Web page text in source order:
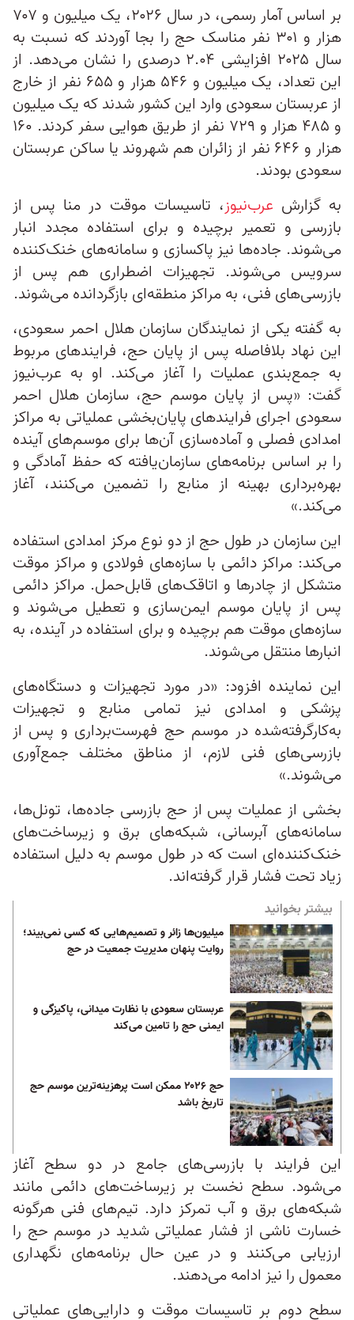
بر اساس آمار رسمی، در سال ۲۰۲۶، یک میلیون و ۷۰۷
هزار و ۳۰۱ نفر مناسک حج را بجا آوردند که نسبت به
سال ۲۰۲۵ افزایشی ۲.۰۴ درصدی را نشان می‌دهد. از
این تعداد، یک میلیون و ۵۴۶ هزار و ۶۵۵ نفر از خارج
از عربستان سعودی وارد این کشور شدند که یک میلیون
و ۴۸۵ هزار و ۷۲۹ نفر از طریق هوایی سفر کردند. ۱۶۰
هزار و ۶۴۶ نفر از زائران هم شهروند یا ساکن عربستان
سعودی بودند.
به گزارش عرب‌نیوز، تاسیسات موقت در منا پس از
بازرسی و تعمیر برچیده و برای استفاده مجدد انبار
می‌شوند. جاده‌ها نیز پاکسازی و سامانه‌های خنک‌کننده
سرویس می‌شوند. تجهیزات اضطراری هم پس از
بازرسی‌های فنی، به مراکز منطقه‌ای بازگردانده می‌شوند.
به گفته یکی از نمایندگان سازمان هلال احمر سعودی،
این نهاد بلافاصله پس از پایان حج، فرایندهای مربوط
به جمع‌بندی عملیات را آغاز می‌کند. او به عرب‌نیوز
گفت: «پس از پایان موسم حج، سازمان هلال احمر
سعودی اجرای فرایندهای پایان‌بخشی عملیاتی به مراکز
امدادی فصلی و آماده‌سازی آن‌ها برای موسم‌های آینده
را بر اساس برنامه‌های سازمان‌یافته که حفظ آمادگی و
بهره‌برداری بهینه از منابع را تضمین می‌کنند، آغاز
می‌کند.»
این سازمان در طول حج از دو نوع مرکز امدادی استفاده
می‌کند: مراکز دائمی با سازه‌های فولادی و مراکز موقت
متشکل از چادرها و اتاقک‌های قابل‌حمل. مراکز دائمی
پس از پایان موسم ایمن‌سازی و تعطیل می‌شوند و
سازه‌های موقت هم برچیده و برای استفاده در آینده، به
انبارها منتقل می‌شوند.
این نماینده افزود: «در مورد تجهیزات و دستگاه‌های
پزشکی و امدادی نیز تمامی منابع و تجهیزات
به‌کارگرفته‌شده در موسم حج فهرست‌برداری و پس از
بازرسی‌های فنی لازم، از مناطق مختلف جمع‌آوری
می‌شوند.»
بخشی از عملیات پس از حج بازرسی جاده‌ها، تونل‌ها،
سامانه‌های آبرسانی، شبکه‌های برق و زیرساخت‌های
خنک‌کننده‌ای است که در طول موسم به دلیل استفاده
زیاد تحت فشار قرار گرفته‌اند.
بیشتر بخوانید
میلیون‌ها زائر و تصمیم‌هایی که کسی نمی‌بیند؛
روایت پنهان مدیریت جمعیت در حج
عربستان سعودی با نظارت میدانی، پاکیزگی و
ایمنی حج را تامین می‌کند
حج ۲۰۲۶ ممکن است پرهزینه‌ترین موسم حج
تاریخ باشد
این فرایند با بازرسی‌های جامع در دو سطح آغاز
می‌شود. سطح نخست بر زیرساخت‌های دائمی مانند
شبکه‌های برق و آب تمرکز دارد. تیم‌های فنی هرگونه
خسارت ناشی از فشار عملیاتی شدید در موسم حج را
ارزیابی می‌کنند و در عین حال برنامه‌های نگهداری
معمول را نیز ادامه می‌دهند.
سطح دوم بر تاسیسات موقت و دارایی‌های عملیاتی